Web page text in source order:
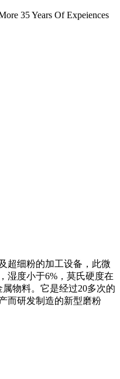
35 Years Of Expeiences
超细粉的加工设备，此微
湿度小于6%，莫氏硬度在
物料。它是经过20多次的
而研发制造的新型磨粉